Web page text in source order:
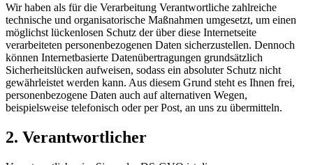
Wir haben als für die Verarbeitung Verantwortliche zahlreiche
technische und organisatorische Maßnahmen umgesetzt, um einen
möglichst lückenlosen Schutz der über diese Internetseite
verarbeiteten personenbezogenen Daten sicherzustellen. Dennoch
können Internetbasierte Datenübertragungen grundsätzlich
Sicherheitslücken aufweisen, sodass ein absoluter Schutz nicht
gewährleistet werden kann. Aus diesem Grund steht es Ihnen frei,
personenbezogene Daten auch auf alternativen Wegen,
beispielsweise telefonisch oder per Post, an uns zu übermitteln.
2. Verantwortlicher